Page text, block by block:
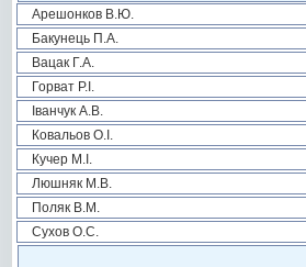
Арешонков В.Ю.
Бакунець П.А.
Вацак Г.А.
Горват Р.І.
Іванчук А.В.
Ковальов О.І.
Кучер М.І.
Люшняк М.В.
Поляк В.М.
Сухов О.С.